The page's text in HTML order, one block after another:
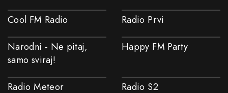
Cool FM Radio Radio Prvi
Narodni - Ne pitaj,
samo sviraj!
Happy FM Party
Radio Meteor Radio S2